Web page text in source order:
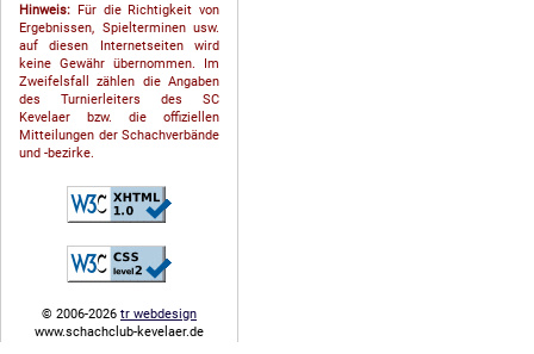
Hinweis: Für die Richtigkeit von
Ergebnissen, Spielterminen usw.
auf diesen Internetseiten wird
keine Gewähr übernommen. Im
Zweifelsfall zählen die Angaben
des Turnierleiters des SC
Kevelaer bzw. die offiziellen
Mitteilungen der Schach­ver­bände
und -bezirke.
© 2006-2026 tr webdesign
www.schachclub-kevelaer.de